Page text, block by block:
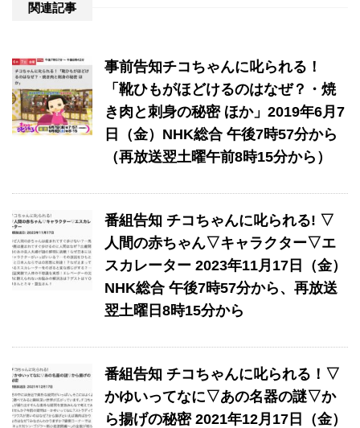
関連記事
事前告知チコちゃんに叱られる！
「靴ひもがほどけるのはなぜ？・焼
き肉と刺身の秘密 ほか」2019年6月7
日（金）NHK総合 午後7時57分から
（再放送翌土曜午前8時15分から）
番組告知 チコちゃんに叱られる! ▽
人間の赤ちゃん▽キャラクター▽エ
スカレーター 2023年11月17日（金）
NHK総合 午後7時57分から、再放送
翌土曜日8時15分から
番組告知 チコちゃんに叱られる！▽
かゆいってなに▽あの名器の謎▽か
ら揚げの秘密 2021年12月17日（金）